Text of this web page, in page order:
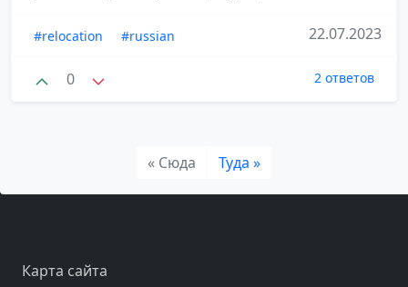
#relocation #russian 22.07.2023
0 2 ответов
« Сюда Туда »
Карта сайта